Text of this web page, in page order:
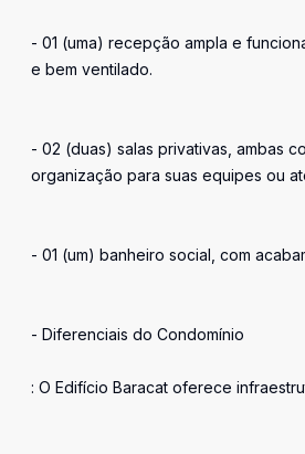
- 01 (uma) recepção ampla e
e bem ventilado.
- 02 (duas) salas privativas, ambas
organização para suas equipes ou
- 01 (um) banheiro social, com
- Diferenciais do Condomínio
: O Edifício Baracat oferece